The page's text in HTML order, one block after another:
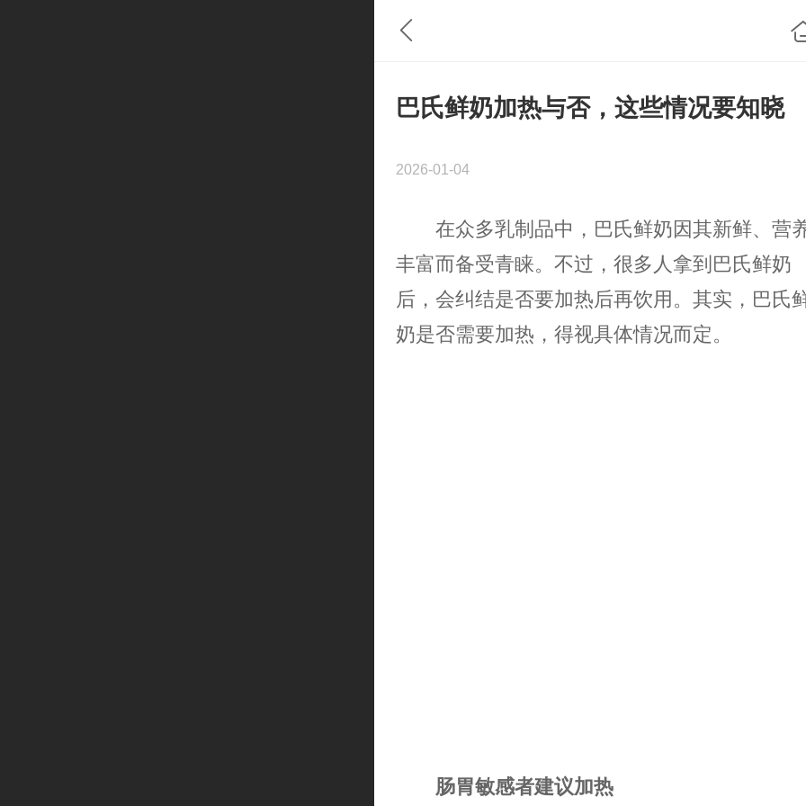
巴氏鲜奶加热与否，这些情况要知晓
2026-01-04
在众多乳制品中，巴氏鲜奶因其新鲜、营
丰富而备受青睐。不过，很多人拿到巴氏鲜奶
后，会纠结是否要加热后再饮用。其实，巴氏
奶是否需要加热，得视具体情况而定。
肠胃敏感者建议加热